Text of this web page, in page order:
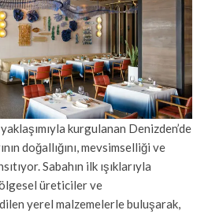
kurgulanan Denizden’de
doğallığını, mevsimselliği ve
Sabahın ilk ışıklarıyla
üreticiler ve
yerel malzemelerle buluşarak,